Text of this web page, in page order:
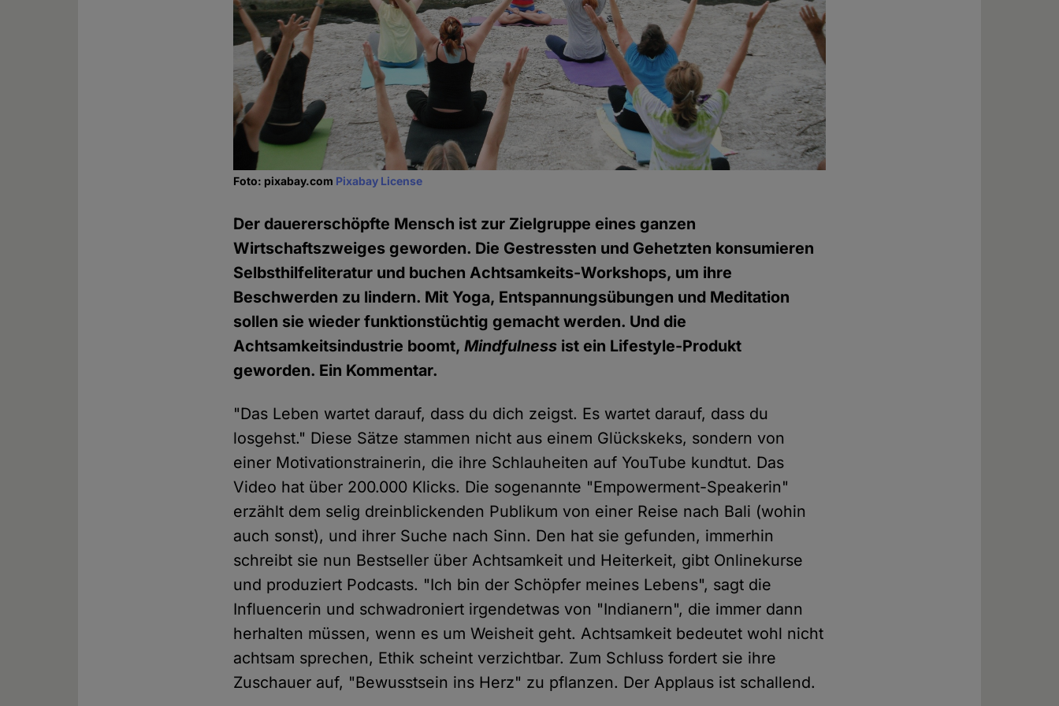
Foto: pixabay.com Pixabay License
Der dauererschöpfte Mensch ist zur Zielgruppe eines ganzen
Wirtschaftszweiges geworden. Die Gestressten und Gehetzten konsumieren
Selbsthilfeliteratur und buchen Achtsamkeits-Workshops, um ihre
Beschwerden zu lindern. Mit Yoga, Entspannungsübungen und Meditation
sollen sie wieder funktionstüchtig gemacht werden. Und die
Achtsamkeitsindustrie boomt,Mindfulness ist ein Lifestyle-Produkt
geworden. Ein Kommentar.
"Das Leben wartet darauf, dass du dich zeigst. Es wartet darauf, dass du
losgehst." Diese Sätze stammen nicht aus einem Glückskeks, sondern von
einer Motivationstrainerin, die ihre Schlauheiten auf YouTube kundtut. Das
Video hat über 200.000 Klicks. Die sogenannte "Empowerment-Speakerin"
erzählt dem selig dreinblickenden Publikum von einer Reise nach Bali (wohin
auch sonst), und ihrer Suche nach Sinn. Den hat sie gefunden, immerhin
schreibt sie nun Bestseller über Achtsamkeit und Heiterkeit, gibt Onlinekurse
und produziert Podcasts. "Ich bin der Schöpfer meines Lebens", sagt die
Influencerin und schwadroniert irgendetwas von "Indianern", die immer dann
herhalten müssen, wenn es um Weisheit geht. Achtsamkeit bedeutet wohl nicht
achtsam sprechen, Ethik scheint verzichtbar. Zum Schluss fordert sie ihre
Zuschauer auf, "Bewusstsein ins Herz" zu pflanzen. Der Applaus ist schallend.